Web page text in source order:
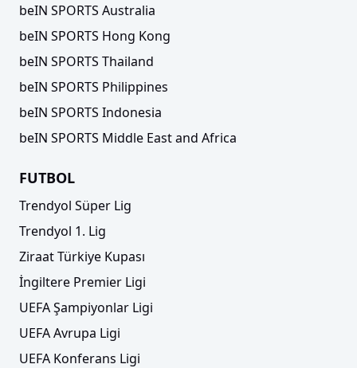
beIN SPORTS Australia
beIN SPORTS Hong Kong
beIN SPORTS Thailand
beIN SPORTS Philippines
beIN SPORTS Indonesia
beIN SPORTS Middle East and Africa
FUTBOL
Trendyol Süper Lig
Trendyol 1. Lig
Ziraat Türkiye Kupası
İngiltere Premier Ligi
UEFA Şampiyonlar Ligi
UEFA Avrupa Ligi
UEFA Konferans Ligi